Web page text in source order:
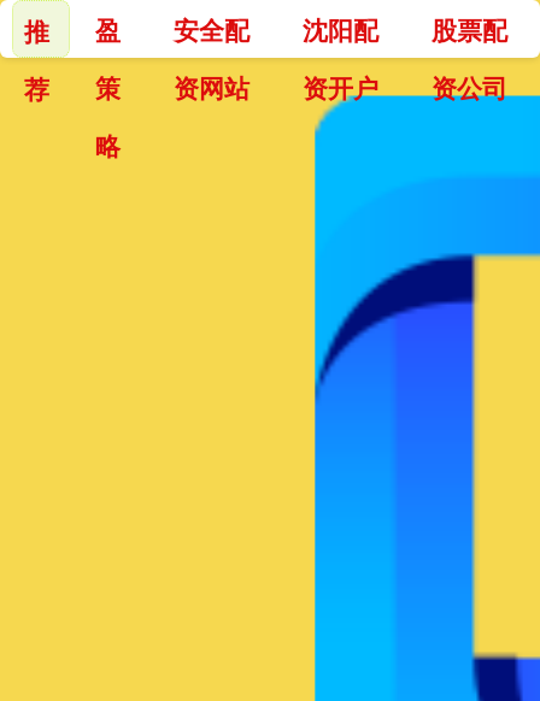
推
荐
盈
策
略
安全配
资网站
沈阳配
资开户
股票配
资公司